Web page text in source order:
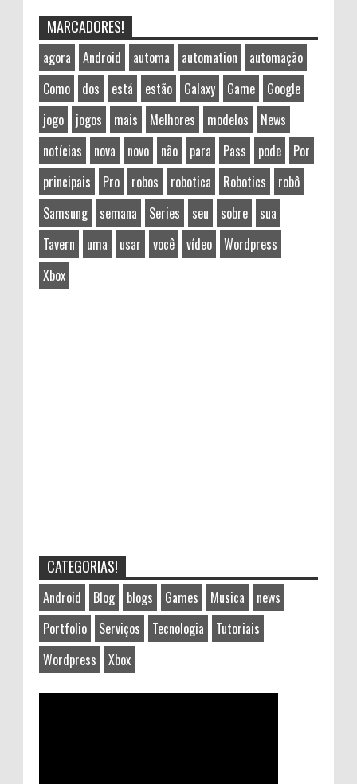
MARCADORES!
agora Android automa automation
automação
Como
dos está estão Galaxy Game
Google
jogo
jogos mais Melhores modelos
News
notícias
nova novo não para Pass pode
Por
principais
Pro robos robotica Robotics
robô
Samsung
semana Series seu sobre
sua
Tavern
uma usar você vídeo
Wordpress
Xbox
CATEGORIAS!
Android Blog blogs Games Musica
news
Portfolio
Serviços Tecnologia
Tutoriais
Wordpress
Xbox